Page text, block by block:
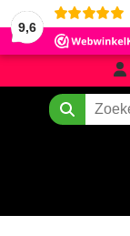
9,6
Zoeken